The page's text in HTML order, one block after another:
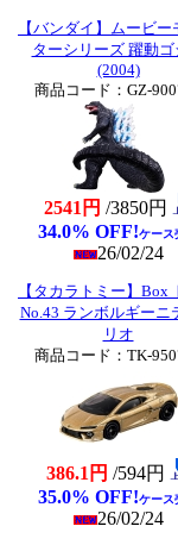
【バンダイ】ムービー
ターシリーズ 躍動ゴ
(2004)
商品コード：GZ-
2541円 /3850円
34.0% OFF!ケース
26/02/24
【タカラトミー】Box
No.43 ランボルギーニ
リオ
商品コード：TK-
386.1円 /594円
35.0% OFF!ケース
26/02/24